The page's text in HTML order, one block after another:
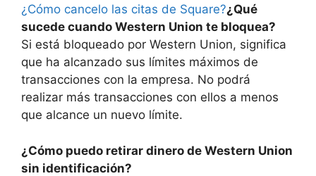
¿Cómo cancelo las citas de Square?¿Qué
sucede cuando Western Union te bloquea?
Si está bloqueado por Western Union, significa
que ha alcanzado sus límites máximos de
transacciones con la empresa. No podrá
realizar más transacciones con ellos a menos
que alcance un nuevo límite.
¿Cómo puedo retirar dinero de Western Union
sin identificación?